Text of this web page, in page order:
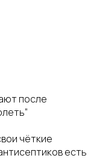
после
чёткие
есть